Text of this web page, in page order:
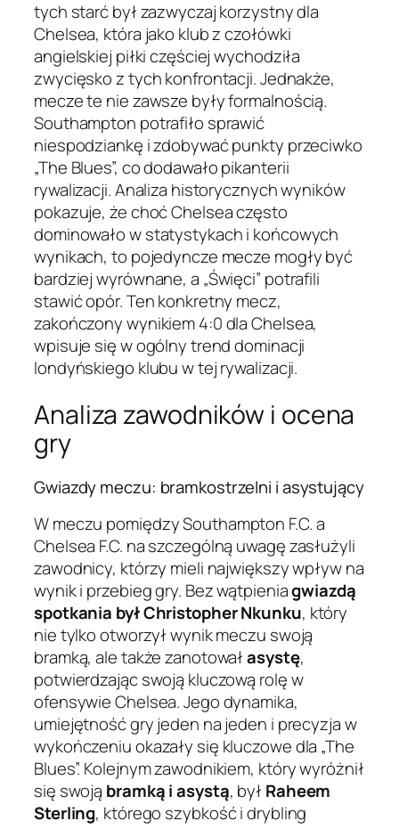
tych starć był zazwyczaj korzystny dla
Chelsea, która jako klub z czołówki
angielskiej piłki częściej wychodziła
zwycięsko z tych konfrontacji. Jednakże,
mecze te nie zawsze były formalnością.
Southampton potrafiło sprawić
niespodziankę i zdobywać punkty przeciwko
„The Blues”, co dodawało pikanterii
rywalizacji. Analiza historycznych wyników
pokazuje, że choć Chelsea często
dominowało w statystykach i końcowych
wynikach, to pojedyncze mecze mogły być
bardziej wyrównane, a „Święci” potrafili
stawić opór. Ten konkretny mecz,
zakończony wynikiem 4:0 dla Chelsea,
wpisuje się w ogólny trend dominacji
londyńskiego klubu w tej rywalizacji.
Analiza zawodników i ocena
gry
Gwiazdy meczu: bramkostrzelni i asystujący
W meczu pomiędzy Southampton F.C. a
Chelsea F.C. na szczególną uwagę zasłużyli
zawodnicy, którzy mieli największy wpływ na
wynik i przebieg gry. Bez wątpieniagwiazdą
spotkania był Christopher Nkunku, który
nie tylko otworzył wynik meczu swoją
bramką, ale także zanotowałasystę,
potwierdzając swoją kluczową rolę w
ofensywie Chelsea. Jego dynamika,
umiejętność gry jeden na jeden i precyzja w
wykończeniu okazały się kluczowe dla „The
Blues”. Kolejnym zawodnikiem, który wyróżnił
się swoją bramką i asystą, był Raheem
Sterling, którego szybkość i drybling